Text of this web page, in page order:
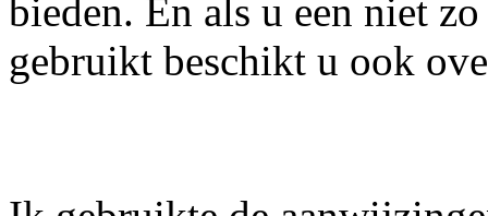
bieden. En als u een niet
gebruikt beschikt u ook